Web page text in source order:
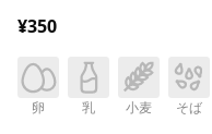
¥350
卵 乳 小麦 そば